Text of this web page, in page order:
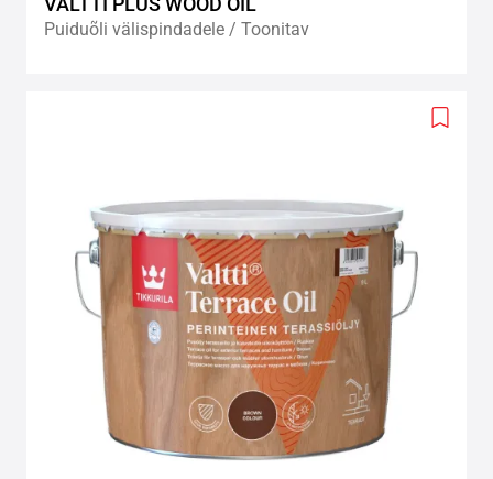
Puiduõli välispindadele / Toonitav
Add